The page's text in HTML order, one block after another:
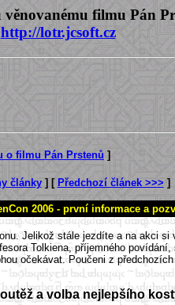
věnovanému filmu Pán
http://lotr.jcsoft.cz
o filmu Pán Prstenů ]
články] [ Předchozí článek >>> ]
2006 - první informace a
Jelikož stále jezdíte a na akci
Tolkiena, příjemného
očekávat. Poučeni z
a volba nejlepšího